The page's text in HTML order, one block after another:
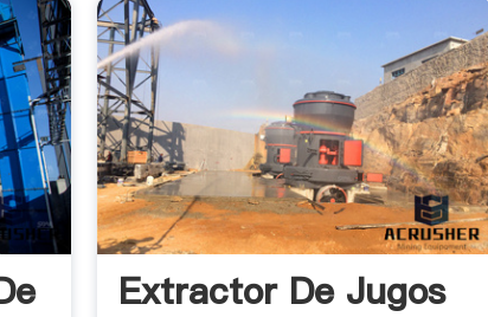
Extractor De Jugos